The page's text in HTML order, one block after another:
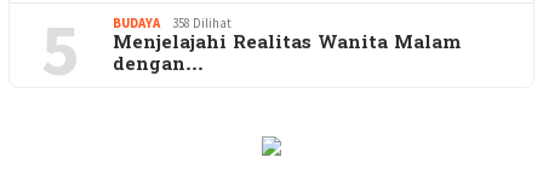
5 BUDAYA 358 Dilihat
Menjelajahi Realitas Wanita Malam
dengan…